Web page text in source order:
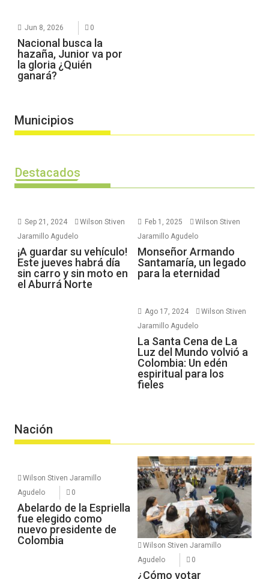
Jun 8, 2026 0
Nacional busca la
hazaña, Junior va por
la gloria ¿Quién
ganará?
Municipios
Destacados
Sep 21, 2024
Wilson Stiven
Jaramillo Agudelo
¡A guardar su vehículo!
Este jueves habrá día
sin carro y sin moto en
el Aburrá Norte
Feb 1, 2025
Wilson Stiven
Jaramillo Agudelo
Monseñor Armando
Santamaría, un legado
para la eternidad
Ago 17, 2024
Wilson Stiven
Jaramillo Agudelo
La Santa Cena de La
Luz del Mundo volvió a
Colombia: Un edén
espiritual para los
fieles
Nación
Wilson Stiven Jaramillo
Agudelo
0
Abelardo de la Espriella
fue elegido como
nuevo presidente de
Colombia
Wilson Stiven Jaramillo
Agudelo
0
¿Cómo votar